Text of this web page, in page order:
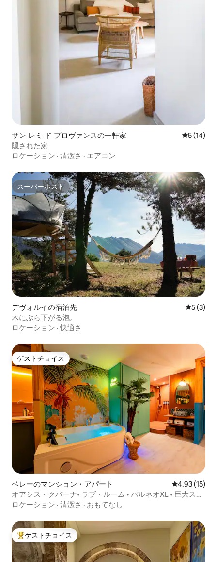
サン·レミ·ド·プロヴァンスの一軒家 レビュー
5 (14)
隠された家
ロケーション · 清潔さ · エアコン
スーパーホスト
スーパーホスト
デヴォルイの宿泊先 レビュー
5 (3)
木にぶら下がる泡。
ロケーション ·快適さ
ゲストチョイス
ゲストチョイス
ベレーのマンション・アパート レビュー15
4.93 (15)
オアシス・クバーナ• ラブ・ルーム • バルネオXL • 巨大スク
リーン
ロケーション · 清潔さ · おもてなし
大好評のゲストチョイスです。
ゲストチョイス